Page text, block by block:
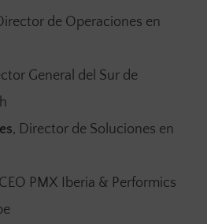
de Operaciones en
General del Sur de
, Director de Soluciones en
PMX Iberia & Performics